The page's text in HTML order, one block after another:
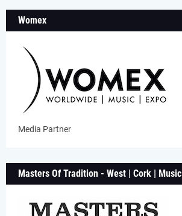
Womex
Media Partner
Masters Of Tradition - West | Cork | Music